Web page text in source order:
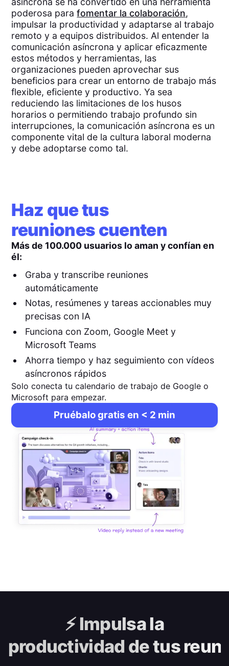
poderosa parafomentar la colaboración,
impulsar la productividad y adaptarse al trabajo
remoto y a equipos distribuidos. Al entender la
comunicación asíncrona y aplicar eficazmente
estos métodos y herramientas, las
organizaciones pueden aprovechar sus
beneficios para crear un entorno de trabajo más
flexible, eficiente y productivo. Ya sea
reduciendo las limitaciones de los husos
horarios o permitiendo trabajo profundo sin
interrupciones, la comunicación asíncrona es un
componente vital de la cultura laboral moderna
y debe adoptarse como tal.
Haz que tus
reuniones cuenten
Más de 100.000 usuarios lo aman y confían en
él:
Graba y transcribe reuniones
automáticamente
Notas, resúmenes y tareas accionables muy
precisas con IA
Funciona con Zoom, Google Meet y
Microsoft Teams
Ahorra tiempo y haz seguimiento con vídeos
asíncronos rápidos
Solo conecta tu calendario de trabajo de Google o
Microsoft para empezar.
Pruébalo gratis en < 2 min
⚡️Impulsa la
productividad de tus